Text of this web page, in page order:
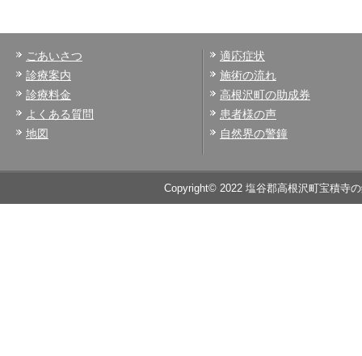
ごあいさつ
診療案内
診療料金
よくある質問
地図
適応症状
施術の流れ
高根沢町の助成券
患者様の声
自然界の警鐘
Copyright© 2022 塩谷郡高根沢町宝積寺